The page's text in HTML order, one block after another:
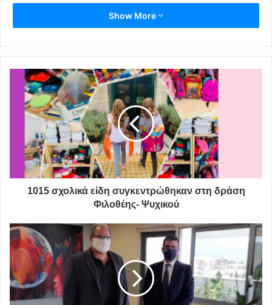
έμπροσθεν του Ηρώου Πεσόντων.
Show More
1015 σχολικά είδη συγκεντρώθηκαν στη δράση
Φιλοθέης- Ψυχικού